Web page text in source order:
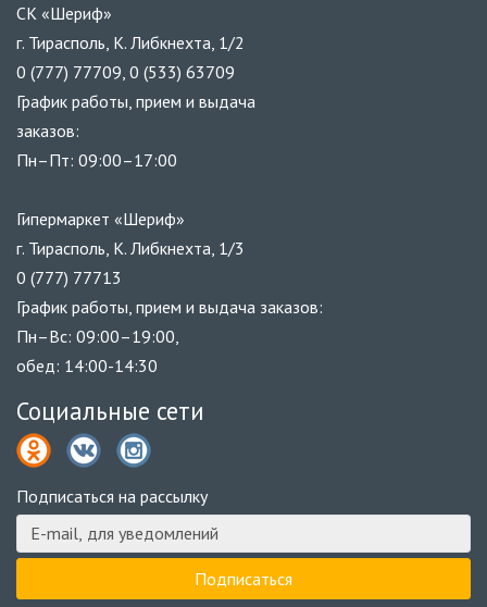
СК «Шериф»
г. Тирасполь, К. Либкнехта, 1/2
0 (777) 77709, 0 (533) 63709
График работы, прием и выдача
заказов:
Пн–Пт: 09:00–17:00
Гипермаркет «Шериф»
г. Тирасполь, К. Либкнехта, 1/3
0 (777) 77713
График работы, прием и выдача заказов:
Пн–Вс: 09:00–19:00,
обед: 14:00-14:30
Социальные сети
Подписаться на рассылку